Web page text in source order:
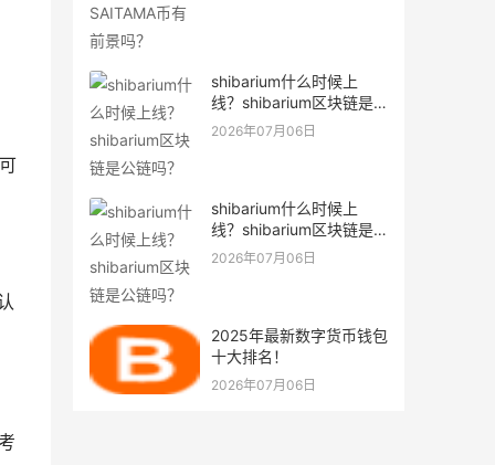
shibarium什么时候上
线？shibarium区块链是
公链吗？
2026年07月06日
shibarium什么时候上
线？shibarium区块链是
公链吗？
2026年07月06日
2025年最新数字货币钱包
十大排名！
2026年07月06日